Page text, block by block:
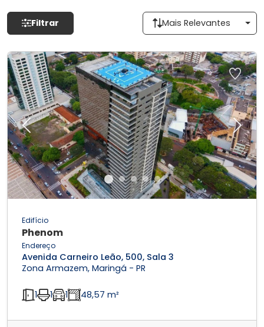
Filtrar Mais Relevantes
Previous Next
Edifício
Phenom
Endereço
Avenida Carneiro Leão, 500, Sala 3
Zona Armazem, Maringá - PR
1 1 1 48,57 m²